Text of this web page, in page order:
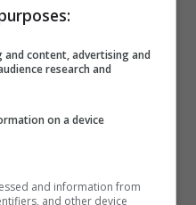
presidenziali 2012,
contro
codice civile
and content, advertising and
research and
on a device
and information from
and other device